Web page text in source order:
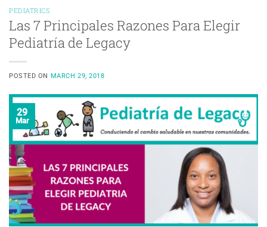
PEDIATRICS
Las 7 Principales Razones Para Elegir
Pediatría de Legacy
POSTED ON MARCH 29, 2018
29
Mar